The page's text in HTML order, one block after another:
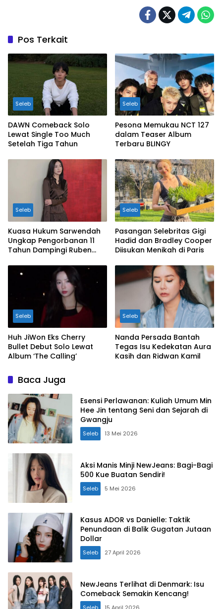
Pos Terkait
Seleb
DAWN Comeback Solo
Lewat Single Too Much
Setelah Tiga Tahun
Seleb
Pesona Memukau NCT 127
dalam Teaser Album
Terbaru BLINGY
Seleb
Kuasa Hukum Sarwendah
Ungkap Pengorbanan 11
Tahun Dampingi Ruben
Seleb
Pasangan Selebritas Gigi
Hadid dan Bradley Cooper
Diisukan Menikah di Paris
Seleb
Huh JiWon Eks Cherry
Bullet Debut Solo Lewat
Album ‘The Calling’
Seleb
Nanda Persada Bantah
Tegas Isu Kedekatan Aura
Kasih dan Ridwan Kamil
Baca Juga
Esensi Perlawanan: Kuliah Umum Min
Hee Jin tentang Seni dan Sejarah di
Gwangju
Seleb 13 Mei 2026
Aksi Manis Minji NewJeans: Bagi-Bagi
500 Kue Buatan Sendiri!
Seleb 5 Mei 2026
Kasus ADOR vs Danielle: Taktik
Penundaan di Balik Gugatan Jutaan
Dollar
Seleb 27 April 2026
NewJeans Terlihat di Denmark: Isu
Comeback Semakin Kencang!
Seleb 15 April 2026